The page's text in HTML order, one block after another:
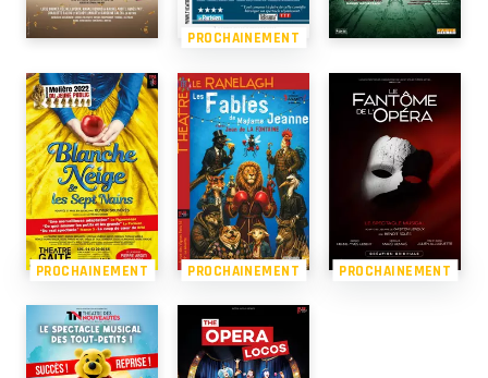
PROCHAINEMENT
PROCHAINEMENT PROCHAINEMENT PROCHAINEMENT